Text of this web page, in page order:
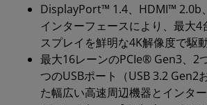
DisplayPort™ 1.4、HDMI™ 2.0b
インターフェースにより、最大4
スプレイを鮮明な4K解像度で駆
最大16レーンのPCIe® Gen3、2
つのUSBポート（USB 3.2 Gen2
た幅広い高速周辺機器とインタ